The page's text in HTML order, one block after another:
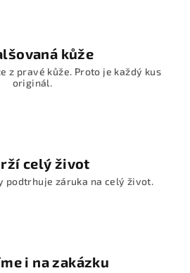
kůže
z pravé kůže. Proto je každý kus
originál.
celý život
podtrhuje záruka na celý život.
i na zakázku